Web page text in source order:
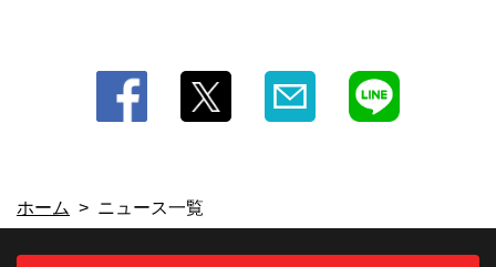
ホーム ニュース一覧